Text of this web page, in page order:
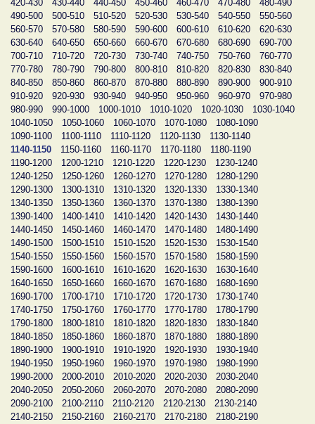
420-430 430-440 440-450 450-460 460-470 470-480
480-490
490-500
500-510 510-520 520-530 530-540 540-550
550-560
560-570
570-580 580-590 590-600 600-610 610-620
620-630
630-640
640-650 650-660 660-670 670-680 680-690
690-700
700-710
710-720 720-730 730-740 740-750 750-760
760-770
770-780
780-790 790-800 800-810 810-820 820-830
830-840
840-850
850-860 860-870 870-880 880-890 890-900
900-910
910-920
920-930 930-940 940-950 950-960 960-970
970-980
980-990
990-1000 1000-1010 1010-1020 1020-1030
1030-1040
1040-1050
1050-1060 1060-1070 1070-1080
1080-1090
1090-1100
1100-1110 1110-1120 1120-1130
1130-1140
1140-1150
1150-1160 1160-1170 1170-1180
1180-1190
1190-1200
1200-1210 1210-1220 1220-1230
1230-1240
1240-1250
1250-1260 1260-1270 1270-1280
1280-1290
1290-1300
1300-1310 1310-1320 1320-1330
1330-1340
1340-1350
1350-1360 1360-1370 1370-1380
1380-1390
1390-1400
1400-1410 1410-1420 1420-1430
1430-1440
1440-1450
1450-1460 1460-1470 1470-1480
1480-1490
1490-1500
1500-1510 1510-1520 1520-1530
1530-1540
1540-1550
1550-1560 1560-1570 1570-1580
1580-1590
1590-1600
1600-1610 1610-1620 1620-1630
1630-1640
1640-1650
1650-1660 1660-1670 1670-1680
1680-1690
1690-1700
1700-1710 1710-1720 1720-1730
1730-1740
1740-1750
1750-1760 1760-1770 1770-1780
1780-1790
1790-1800
1800-1810 1810-1820 1820-1830
1830-1840
1840-1850
1850-1860 1860-1870 1870-1880
1880-1890
1890-1900
1900-1910 1910-1920 1920-1930
1930-1940
1940-1950
1950-1960 1960-1970 1970-1980
1980-1990
1990-2000
2000-2010 2010-2020 2020-2030
2030-2040
2040-2050
2050-2060 2060-2070 2070-2080
2080-2090
2090-2100
2100-2110 2110-2120 2120-2130
2130-2140
2140-2150
2150-2160 2160-2170 2170-2180
2180-2190